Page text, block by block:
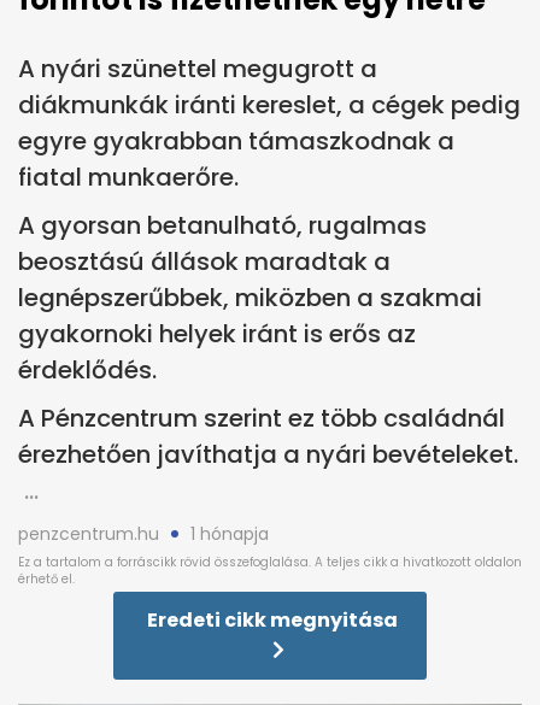
A nyári szünettel megugrott a
diákmunkák iránti kereslet, a cégek pedig
egyre gyakrabban támaszkodnak a
fiatal munkaerőre.
A gyorsan betanulható, rugalmas
beosztású állások maradtak a
legnépszerűbbek, miközben a szakmai
gyakornoki helyek iránt is erős az
érdeklődés.
A Pénzcentrum szerint ez több családnál
érezhetően javíthatja a nyári bevételeket.
penzcentrum.hu 1 hónapja
Eredeti cikk megnyitása